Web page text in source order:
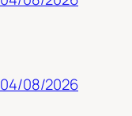
04/08/2026